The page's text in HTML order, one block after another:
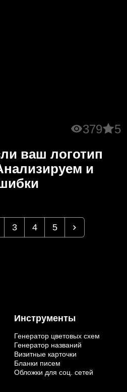
379 5
ваш логотип
и
3 4 5
Инструменты
Генератор цветовых схем
Генератор названий
Визитные карточки
Бланки писем
Обложки для соц. сетей